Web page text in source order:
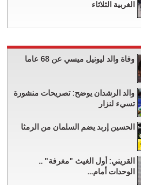
الغربية الثلاثاء
وفاة والد ليونيل ميسي عن 68 عاما
والد الرشدان يوضح: تصريحات منشورة
تسيء لنزار
الحسين إربد يضم السلمان من الرمثا
القريني: أول الغيث "مغرفة" ..
الوحدات أمام...